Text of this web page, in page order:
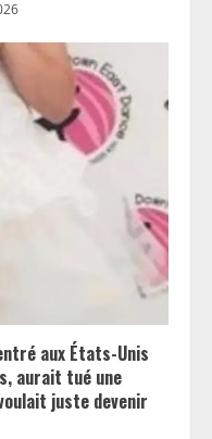
aux États-Unis
aurait tué une
juste devenir